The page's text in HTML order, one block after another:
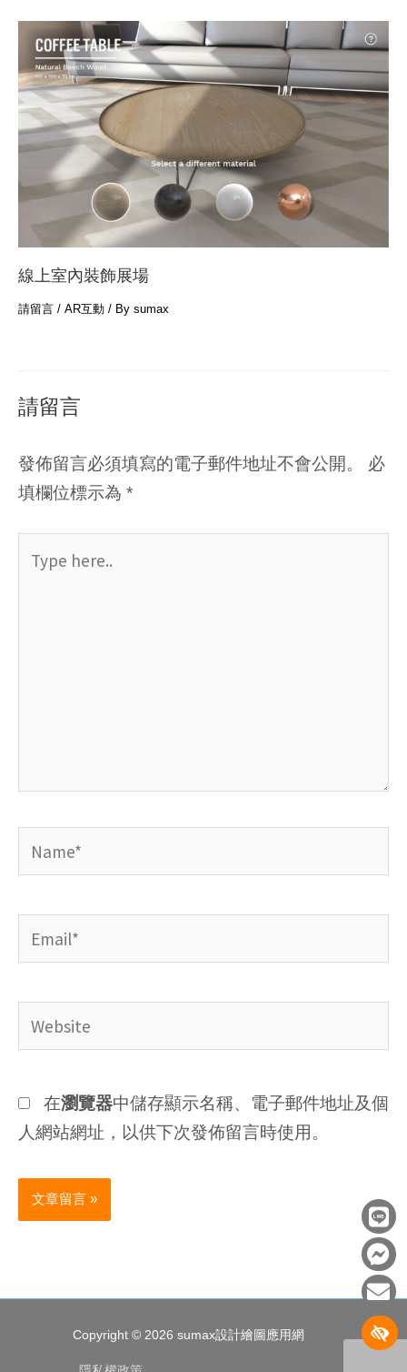
L
i
n
e
F
a
c
e
b
o
o
E
n
v
e
l
o
p
線上室內裝飾展場
請留言 / AR互動 / By sumax
請留言
發佈留言必須填寫的電子郵件地址不會公開。
必
填欄位標示為 *
here..
在瀏覽器中儲存顯示名稱、電子郵件地址及個
人網站網址，以供下次發佈留言時使用。
Copyright © 2026 sumax設計繪圖應用網